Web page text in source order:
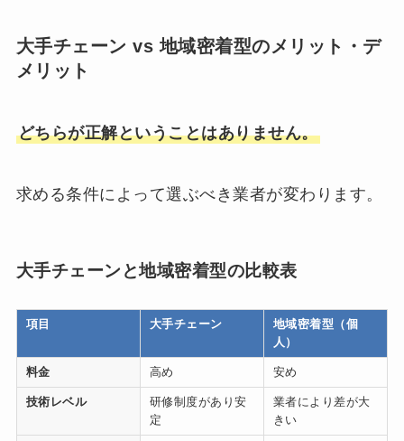
大手チェーン vs 地域密着型のメリット・デ
メリット
どちらが正解ということはありません。
求める条件によって選ぶべき業者が変わります。
大手チェーンと地域密着型の比較表
項目 大手チェーン
地域密着型（個
人）
料金 高め 安め
技術レベル
研修制度があり安
定
業者により差が大
きい